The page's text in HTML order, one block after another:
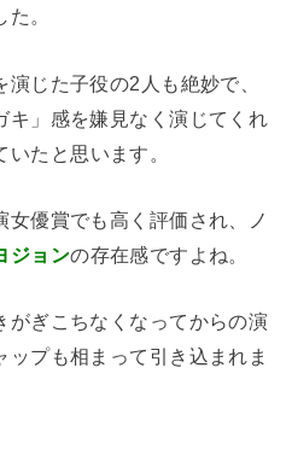
。
じた子役の2人も絶妙で、
キ」感を嫌見なく演じてくれ
いたと思います。
女優賞でも高く評価され、ノ
ジョンの存在感ですよね。
がぎこちなくなってからの演
プも相まって引き込まれま